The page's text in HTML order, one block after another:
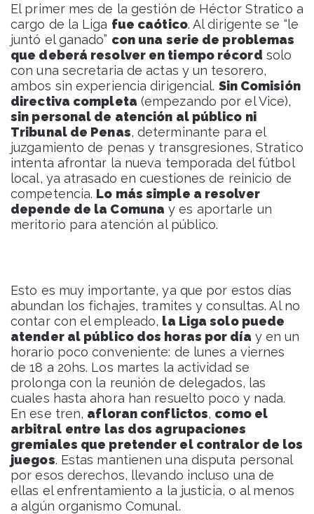
El primer mes de la gestión de Héctor Stratico a
cargo de la Liga fue caótico. Al dirigente se “le
juntó el ganado” con una serie de problemas
que deberá resolver en tiempo récord solo
con una secretaria de actas y un tesorero,
ambos sin experiencia dirigencial. Sin Comisión
directiva completa (empezando por el Vice),
sin personal de atención al público ni
Tribunal de Penas, determinante para el
juzgamiento de penas y transgresiones, Stratico
intenta afrontar la nueva temporada del fútbol
local, ya atrasado en cuestiones de reinicio de
competencia. Lo más simple a resolver
depende de la Comuna y es aportarle un
meritorio para atención al público.
Esto es muy importante, ya que por estos días
abundan los fichajes, tramites y consultas. Al no
contar con el empleado, la Liga solo puede
atender al público dos horas por día y en un
horario poco conveniente: de lunes a viernes
de 18 a 20hs. Los martes la actividad se
prolonga con la reunión de delegados, las
cuales hasta ahora han resuelto poco y nada.
En ese tren, afloran conflictos, como el
arbitral entre las dos agrupaciones
gremiales que pretender el contralor de los
juegos. Estas mantienen una disputa personal
por esos derechos, llevando incluso una de
ellas el enfrentamiento a la justicia, o al menos
a algún organismo Comunal.